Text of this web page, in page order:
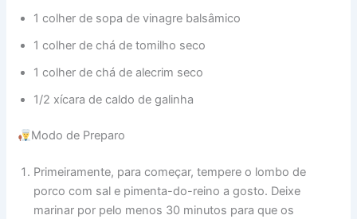
1 colher de sopa de vinagre balsâmico
1 colher de chá de tomilho seco
1 colher de chá de alecrim seco
1/2 xícara de caldo de galinha
Modo de Preparo
Primeiramente, para começar, tempere o lombo de
porco com sal e pimenta-do-reino a gosto. Deixe
marinar por pelo menos 30 minutos para que os